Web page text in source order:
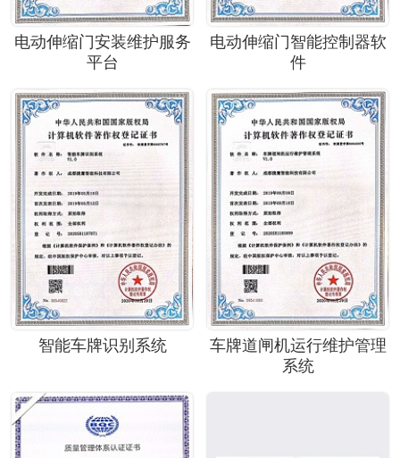
电动伸缩门安装维护服务
平台
电动伸缩门智能控制器软
件
智能车牌识别系统
车牌道闸机运行维护管理
系统